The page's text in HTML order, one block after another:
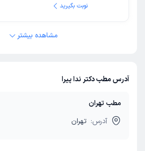
نوبت بگیرید
مشاهده بیشتر
آدرس مطب دکتر ندا پیرا
مطب تهران
آدرس: تهران